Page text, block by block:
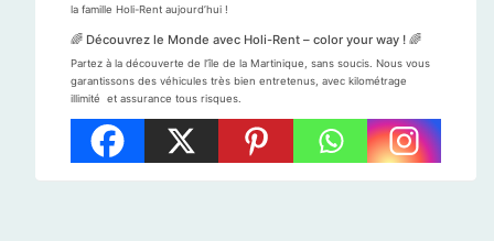
la famille Holi-Rent aujourd’hui !
🌈 Découvrez le Monde avec Holi-Rent – color your way ! 🌈
Partez à la découverte de l’île de la Martinique, sans soucis. Nous vous
garantissons des véhicules très bien entretenus, avec kilométrage
illimité et assurance tous risques.